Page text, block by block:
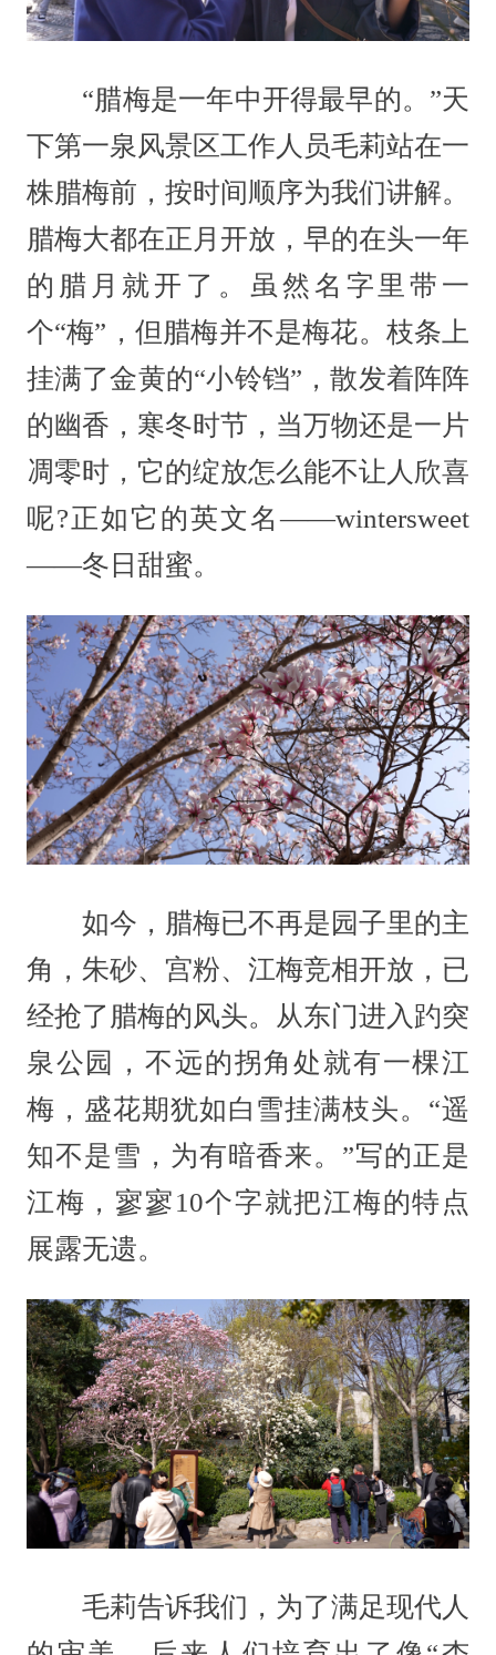
“腊梅是一年中开得最早的。”天
下第一泉风景区工作人员毛莉站在一
株腊梅前，按时间顺序为我们讲解。
腊梅大都在正月开放，早的在头一年
的腊月就开了。虽然名字里带一
个“梅”，但腊梅并不是梅花。枝条上
挂满了金黄的“小铃铛”，散发着阵阵
的幽香，寒冬时节，当万物还是一片
凋零时，它的绽放怎么能不让人欣喜
呢?正如它的英文名——wintersweet
——冬日甜蜜。
如今，腊梅已不再是园子里的主
角，朱砂、宫粉、江梅竞相开放，已
经抢了腊梅的风头。从东门进入趵突
泉公园，不远的拐角处就有一棵江
梅，盛花期犹如白雪挂满枝头。“遥
知不是雪，为有暗香来。”写的正是
江梅，寥寥10个字就把江梅的特点
展露无遗。
毛莉告诉我们，为了满足现代人